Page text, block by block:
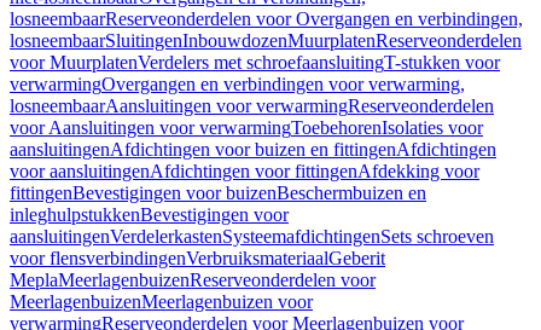
losneembaarReserveonderdelen voor Overgangen en verbindingen,
losneembaarSluitingenInbouwdozenMuurplatenReserveonderdelen
voor MuurplatenVerdelers met schroefaansluitingT-stukken voor
verwarmingOvergangen en verbindingen voor verwarming,
losneembaarAansluitingen voor verwarmingReserveonderdelen
voor Aansluitingen voor verwarmingToebehorenIsolaties voor
aansluitingenAfdichtingen voor buizen en fittingenAfdichtingen
voor aansluitingenAfdichtingen voor fittingenAfdekking voor
fittingenBevestigingen voor buizenBeschermbuizen en
inleghulpstukkenBevestigingen voor
aansluitingenVerdelerkastenSysteemafdichtingenSets schroeven
voor flensverbindingenVerbruiksmateriaalGeberit
MeplaMeerlagenbuizenReserveonderdelen voor
MeerlagenbuizenMeerlagenbuizen voor
verwarmingReserveonderdelen voor Meerlagenbuizen voor